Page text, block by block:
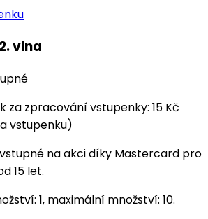
vlna
za zpracování vstupenky: 15 Kč
vstupenku)
na akci díky Mastercard pro
15 let.
1, maximální množství: 10.